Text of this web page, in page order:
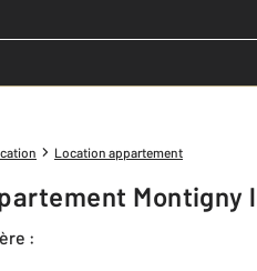
Location appartement
Montigny
: